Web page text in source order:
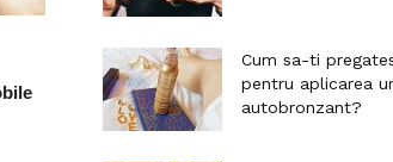
Cum sa-ti
pentru aplicarea
autobronzant?